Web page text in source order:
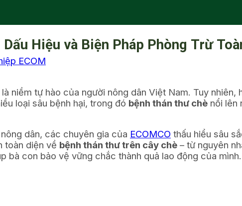
Hiệu và Biện Pháp Phòng Trừ
ECOM
niềm tự hào của người nông dân Việt Nam. Tuy nhiên,
loại sâu bệnh hại, trong đó bệnh thán thư chè nổi lên
dân, các chuyên gia của ECOMCO thấu hiểu sâu
toàn diện về bệnh thán thư trên cây chè – từ nguyên
bà con bảo vệ vững chắc thành quả lao động của mình.